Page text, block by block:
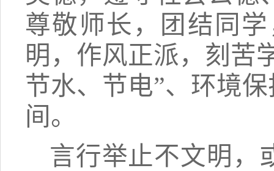
尊敬师长，团结同
明，作风正派，刻苦
节水、节电”、环境
间。
言行举止不文明，